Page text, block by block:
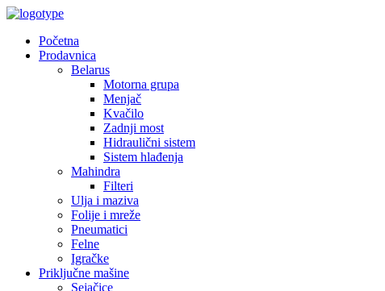
Početna
Prodavnica
Belarus
Motorna grupa
Menjač
Kvačilo
Zadnji most
Hidraulični sistem
Sistem hlađenja
Mahindra
Filteri
Ulja i maziva
Folije i mreže
Pneumatici
Felne
Igračke
Priključne mašine
Sejačice